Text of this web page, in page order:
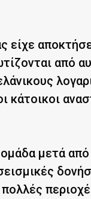
είχε
από
κάτοικοι
μετά από